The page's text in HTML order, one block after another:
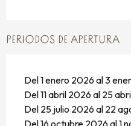
PERIODOS DE APERTURA
Del 1 enero 2026 al 3
Del 11 abril 2026 al 25
Del 25 julio 2026 al 22